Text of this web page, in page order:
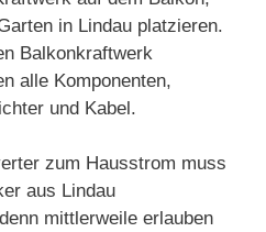
in Lindau platzieren.
Balkonkraftwerk
alle Komponenten,
und Kabel.
zum Hausstrom muss
aus Lindau
mittlerweile erlauben